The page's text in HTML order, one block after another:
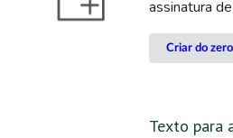
assinatura
Criar do zero
Texto para